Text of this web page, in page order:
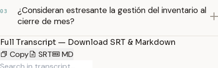
03
¿Consideran estresante la gestión del inventario al
cierre de mes?
Full Transcript — Download SRT & Markdown
Copy
SRT MD